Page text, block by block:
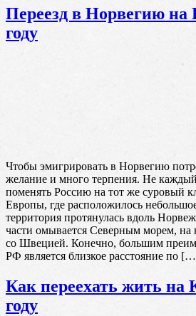
Переезд в Норвегию
году
Чтобы эмигрировать в Норвегию
желание и много терпения. Не
поменять Россию на тот же суровый
Европы, где расположилось
территория протянулась вдоль
части омывается Северным морем, на
со Швецией. Конечно, большим
РФ является близкое расстояние по
Как переехать жить на
году